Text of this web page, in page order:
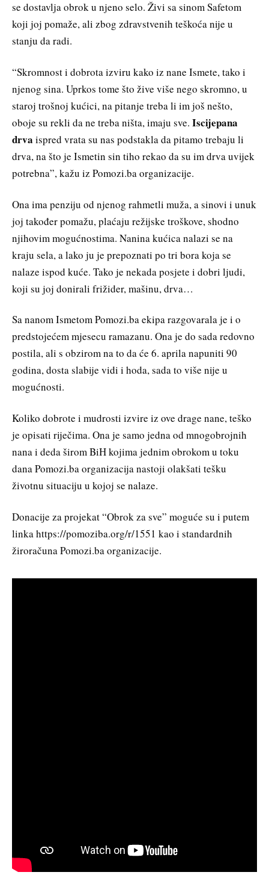
se dostavlja obrok u njeno selo. Živi sa sinom Safetom
koji joj pomaže, ali zbog zdravstvenih teškoća nije u
stanju da radi.
“Skromnost i dobrota izviru kako iz nane Ismete, tako i
njenog sina. Uprkos tome što žive više nego skromno, u
staroj trošnoj kućici, na pitanje treba li im još nešto,
oboje su rekli da ne treba ništa, imaju sve. Iscijepana
drva ispred vrata su nas podstakla da pitamo trebaju li
drva, na što je Ismetin sin tiho rekao da su im drva uvijek
potrebna”, kažu iz Pomozi.ba organizacije.
Ona ima penziju od njenog rahmetli muža, a sinovi i unuk
joj također pomažu, plaćaju režijske troškove, shodno
njihovim mogućnostima. Nanina kućica nalazi se na
kraju sela, a lako ju je prepoznati po tri bora koja se
nalaze ispod kuće. Tako je nekada posjete i dobri ljudi,
koji su joj donirali frižider, mašinu, drva…
Sa nanom Ismetom Pomozi.ba ekipa razgovarala je i o
predstojećem mjesecu ramazanu. Ona je do sada redovno
postila, ali s obzirom na to da će 6. aprila napuniti 90
godina, dosta slabije vidi i hoda, sada to više nije u
mogućnosti.
Koliko dobrote i mudrosti izvire iz ove drage nane, teško
je opisati riječima. Ona je samo jedna od mnogobrojnih
nana i deda širom BiH kojima jednim obrokom u toku
dana Pomozi.ba organizacija nastoji olakšati tešku
životnu situaciju u kojoj se nalaze.
Donacije za projekat “Obrok za sve” moguće su i putem
linka https://pomoziba.org/r/1551 kao i standardnih
žiroračuna Pomozi.ba organizacije.